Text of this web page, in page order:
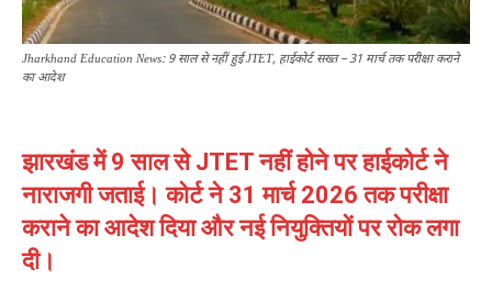
Jharkhand Education News: 9 साल से नहीं हुई JTET, हाईकोर्ट सख्त – 31 मार्च तक परीक्षा कराने
का आदेश
झारखंड में 9 साल से JTET नहीं होने पर हाईकोर्ट ने
नाराजगी जताई। कोर्ट ने 31 मार्च 2026 तक परीक्षा
कराने का आदेश दिया और नई नियुक्तियों पर रोक लगा
दी।